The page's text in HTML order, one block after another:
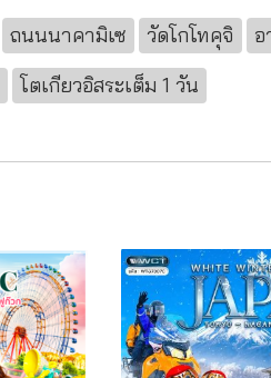
ถนนนาคามิเซ วัดโกโทคุจิ
โตเกียวอิสระเต็ม 1 วัน